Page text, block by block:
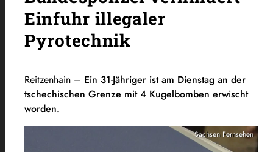
Einfuhr illegaler
Pyrotechnik
Reitzenhain – Ein 31-Jähriger ist am Dienstag an der
tschechischen Grenze mit 4 Kugelbomben erwischt
worden.
Sachsen Fernsehen